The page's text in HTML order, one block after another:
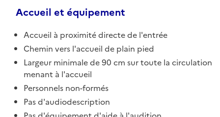
Accueil et équipement
Accueil à proximité directe de l'entrée
Chemin vers l'accueil de plain pied
Largeur minimale de 90 cm sur toute la circulation
menant à l'accueil
Personnels non-formés
Pas d'audiodescription